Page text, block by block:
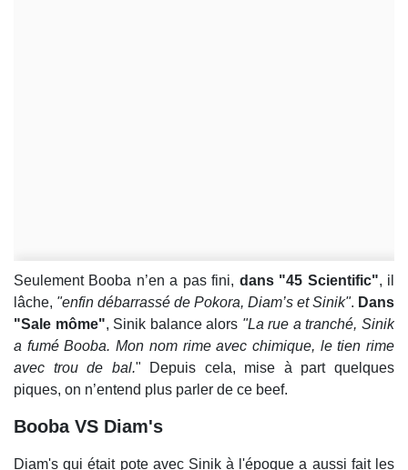
Seulement Booba n’en a pas fini, dans "45 Scientific", il
lâche, "enfin débarrassé de Pokora, Diam’s et Sinik". Dans
"Sale môme", Sinik balance alors "La rue a tranché, Sinik
a fumé Booba. Mon nom rime avec chimique, le tien rime
avec trou de bal." Depuis cela, mise à part quelques
piques, on n’entend plus parler de ce beef.
Booba VS Diam's
Diam's qui était pote avec Sinik à l'époque a aussi fait les